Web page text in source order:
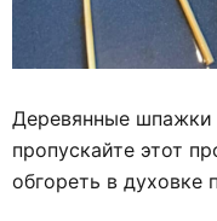
Деревянные шпажки
пропускайте этот
обгореть в духовке